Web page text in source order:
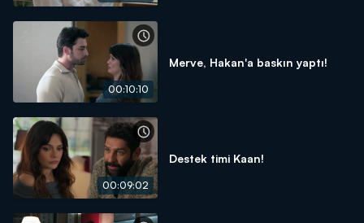
00:10:10
Merve, Hakan'a baskın yaptı!
00:09:02
Destek timi Kaan!